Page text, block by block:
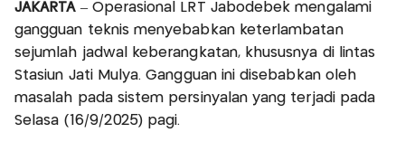
JAKARTA– Operasional LRT Jabodebek mengalami
gangguan teknis menyebabkan keterlambatan
sejumlah jadwal keberangkatan, khususnya di lintas
Stasiun Jati Mulya. Gangguan ini disebabkan oleh
masalah pada sistem persinyalan yang terjadi pada
Selasa (16/9/2025) pagi.